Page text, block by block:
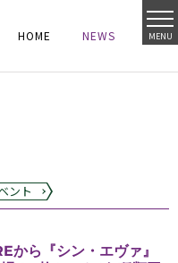
MENU
HOME
HOME NEWS
NEWS
ント
から『シン・エヴァ』